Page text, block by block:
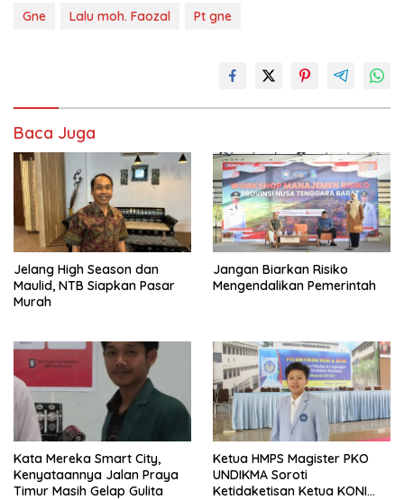
Gne Lalu moh. Faozal Pt gne
Baca Juga
Jelang High Season dan
Maulid, NTB Siapkan Pasar
Murah
Jangan Biarkan Risiko
Mengendalikan Pemerintah
Kata Mereka Smart City,
Kenyataannya Jalan Praya
Timur Masih Gelap Gulita
Ketua HMPS Magister PKO
UNDIKMA Soroti
Ketidaketisan Ketua KONI